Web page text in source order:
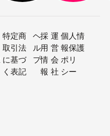
特定商
取引法
に基づ
く表記
ヘ
ル
プ
採
用
情
報
運
営
会
社
個人情
報保護
ポリ
シー